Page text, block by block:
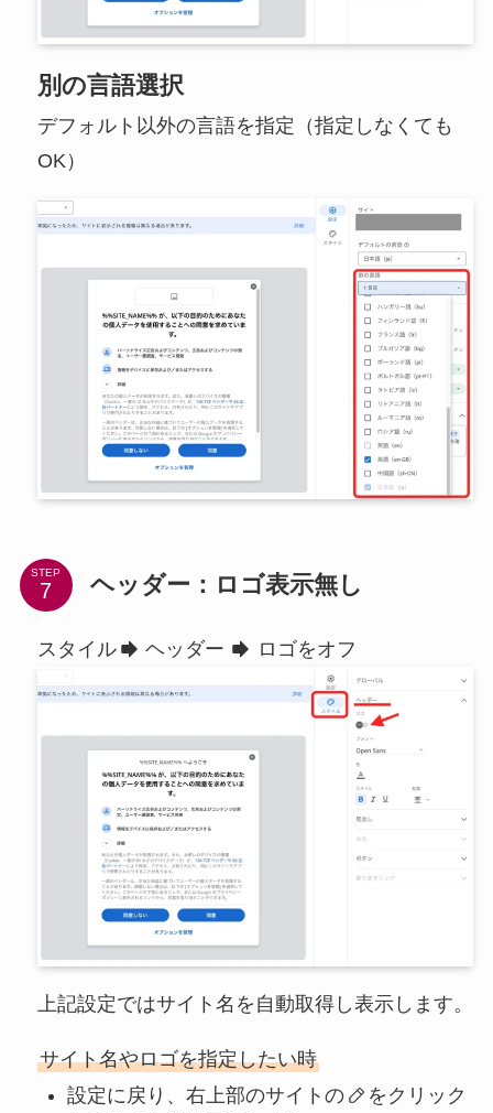
別の言語選択
デフォルト以外の言語を指定（指定しなくても
OK）
STEP ヘッダー：ロゴ表示無し
スタイル ヘッダー ロゴをオフ
上記設定ではサイト名を自動取得し表示します。
サイト名やロゴを指定したい時
設定に戻り、右上部のサイトの
をクリック